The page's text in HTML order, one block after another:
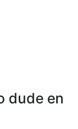
dude en